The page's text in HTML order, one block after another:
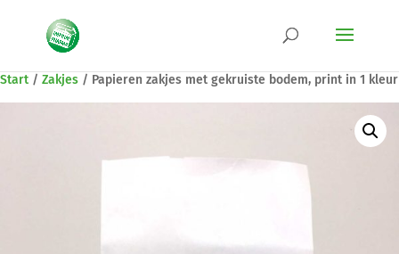
Start / Zakjes / Papieren zakjes met gekruiste bodem, print in 1 kleur